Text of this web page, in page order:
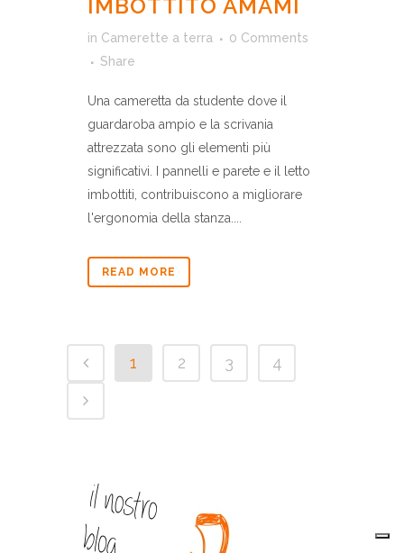
IMBOTTITO AMAMI
in Camerette a terra
0 Comments
Share
Una cameretta da studente dove il
guardaroba ampio e la scrivania
attrezzata sono gli elementi più
significativi. I pannelli e parete e il letto
imbottiti, contribuiscono a migliorare
l'ergonomia della stanza....
READ MORE
1 2 3 4